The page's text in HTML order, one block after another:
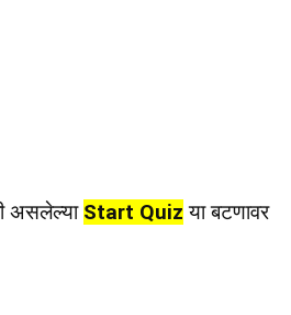
असलेल्या Start Quiz या बटणावर